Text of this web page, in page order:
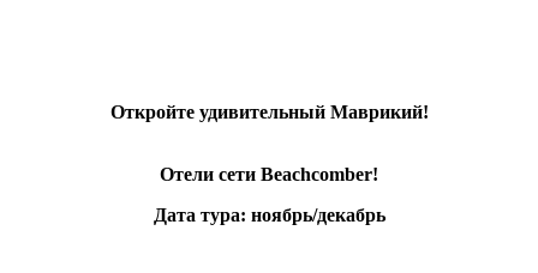
Откройте удивительный Маврикий!
Отели сети Beachcomber!
Дата тура: ноябрь/декабрь